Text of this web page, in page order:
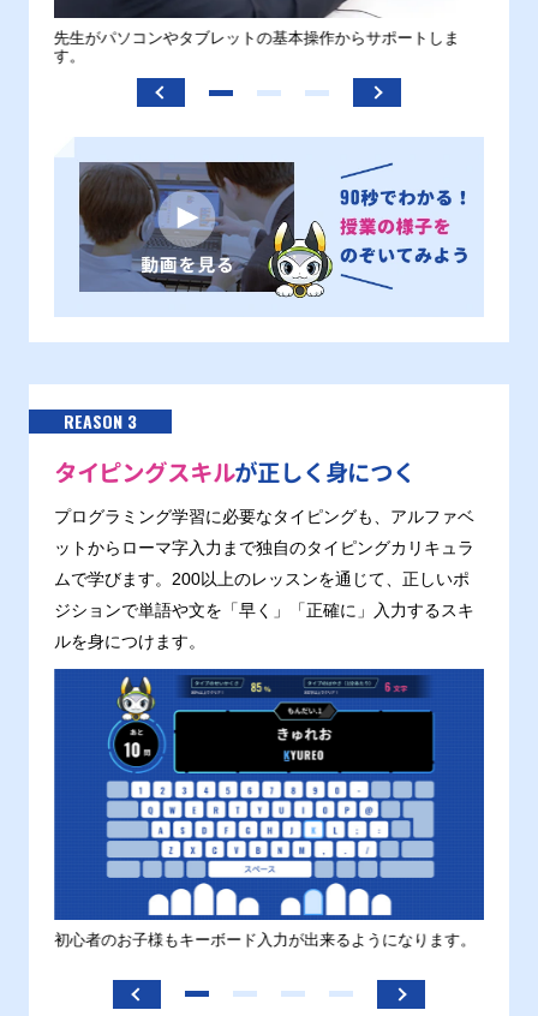
先生がパソコンやタブレットの基本操作からサポートしま
す。
REASON 3
タイピングスキルが正しく身につく
プログラミング学習に必要なタイピングも、アルファベ
ットからローマ字入力まで独自のタイピングカリキュラ
ムで学びます。200以上のレッスンを通じて、正しいポ
ジションで単語や文を「早く」「正確に」入力するスキ
ルを身につけます。
初心者のお子様もキーボード入力が出来るようになります。